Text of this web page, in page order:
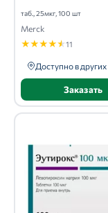
таб., 25мкг, 100 шт
Merck
★★★★★11
Доступно в
Заказать